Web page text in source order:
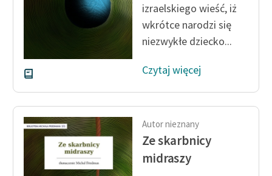
izraelskiego wieść, iż
wkrótce narodzi się
niezwykłe dziecko...
Czytaj więcej
Autor nieznany
Ze skarbnicy
midraszy